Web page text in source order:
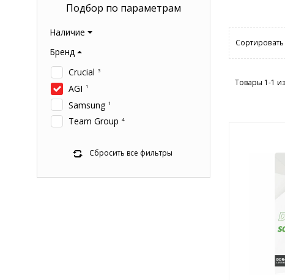
Подбор по параметрам
Наличие
Бренд
Crucial 3
AGI 1
Samsung 1
Team Group 4
Сбросить все фильтры
Сортировать
Товары 1-1 из